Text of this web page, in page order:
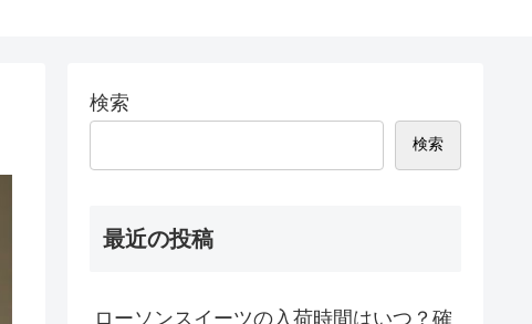
検索
検索
最近の投稿
ローソンスイーツの入荷時間はいつ？確